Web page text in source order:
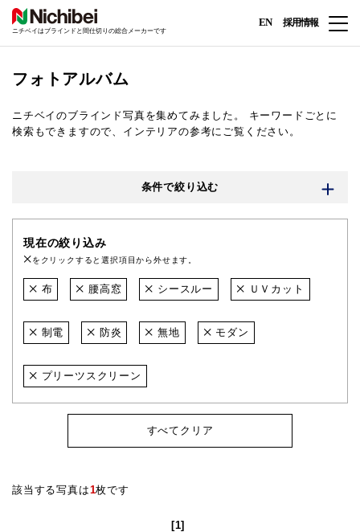
ニチベイはブラインドと間仕切りの総合メーカーです
EN 採用情報
フォトアルバム
ニチベイのブラインド写真を集めてみました。
キーワードごとに
検索もできますので、インテリアの参考にご覧ください。
条件で絞り込む
現在の絞り込み
をクリックすると選択項目から外せます。
布 腰高窓 シースルー ＵＶカット
制電 防炎 無地 モダン
プリーツスクリーン
すべてクリア
該当する写真は1枚です
[1]